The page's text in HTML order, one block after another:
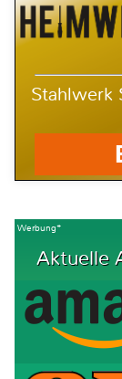
Stahlwerk
Werbung*
Aktuelle